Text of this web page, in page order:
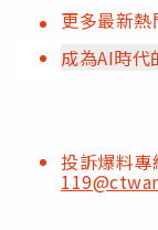
更多最新
成為AI時代
投訴爆料專